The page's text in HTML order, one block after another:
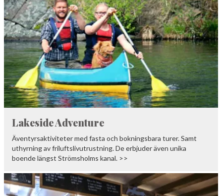
Lakeside Adventure
Äventyrsaktiviteter med fasta och bokningsbara turer. Samt
uthyrning av friluftslivutrustning. De erbjuder även unika
boende längst Strömsholms kanal. >>